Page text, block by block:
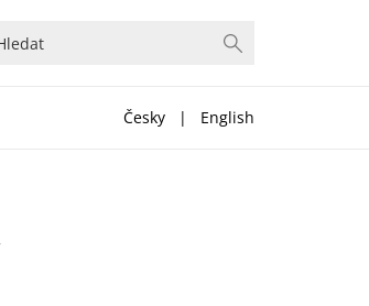
Česky | English